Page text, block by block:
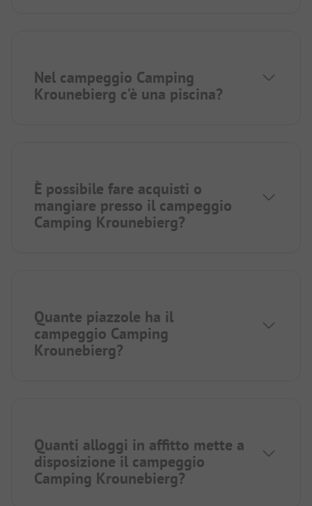
Nel campeggio Camping
Krounebierg c’è una piscina?
È possibile fare acquisti o
mangiare presso il campeggio
Camping Krounebierg?
Quante piazzole ha il
campeggio Camping
Krounebierg?
Quanti alloggi in affitto mette a
disposizione il campeggio
Camping Krounebierg?